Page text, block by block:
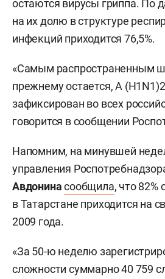
остаются вирусы гриппа. По
на их долю в структуре
инфекций приходится 76,5%.
«Самым распространенным
прежнему остается, А
зафиксирован во всех
говорится в сообщении
Напомним, на минувшей
управления
Авдонина сообщила, что 82%
в Татарстане приходится на
2009 года.
«За 50-ю неделю
сложности суммарно 40 759